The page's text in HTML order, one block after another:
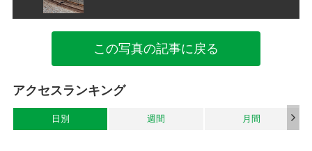
この写真の記事に戻る
アクセスランキング
日別 週間 月間